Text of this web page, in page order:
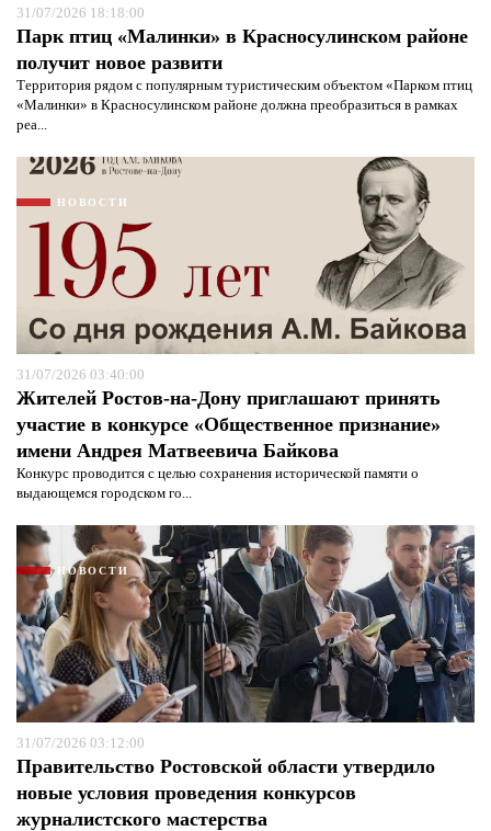
31/07/2026 18:18:00
Парк птиц «Малинки» в Красносулинском районе
получит новое развити
Территория рядом с популярным туристическим объектом «Парком птиц
«Малинки» в Красносулинском районе должна преобразиться в рамках
реа...
НОВОСТИ
31/07/2026 03:40:00
Жителей Ростов-на-Дону приглашают принять
участие в конкурсе «Общественное признание»
имени Андрея Матвеевича Байкова
Конкурс проводится с целью сохранения исторической памяти о
выдающемся городском го...
НОВОСТИ
31/07/2026 03:12:00
Правительство Ростовской области утвердило
новые условия проведения конкурсов
журналистского мастерства